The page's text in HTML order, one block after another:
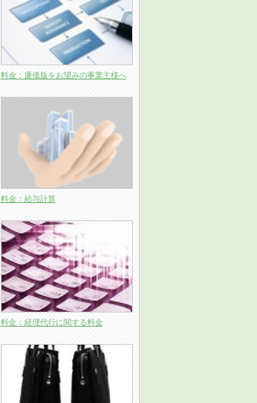
料金：廉価版をお望みの事業主様へ
料金：給与計算
料金：経理代行に関する料金